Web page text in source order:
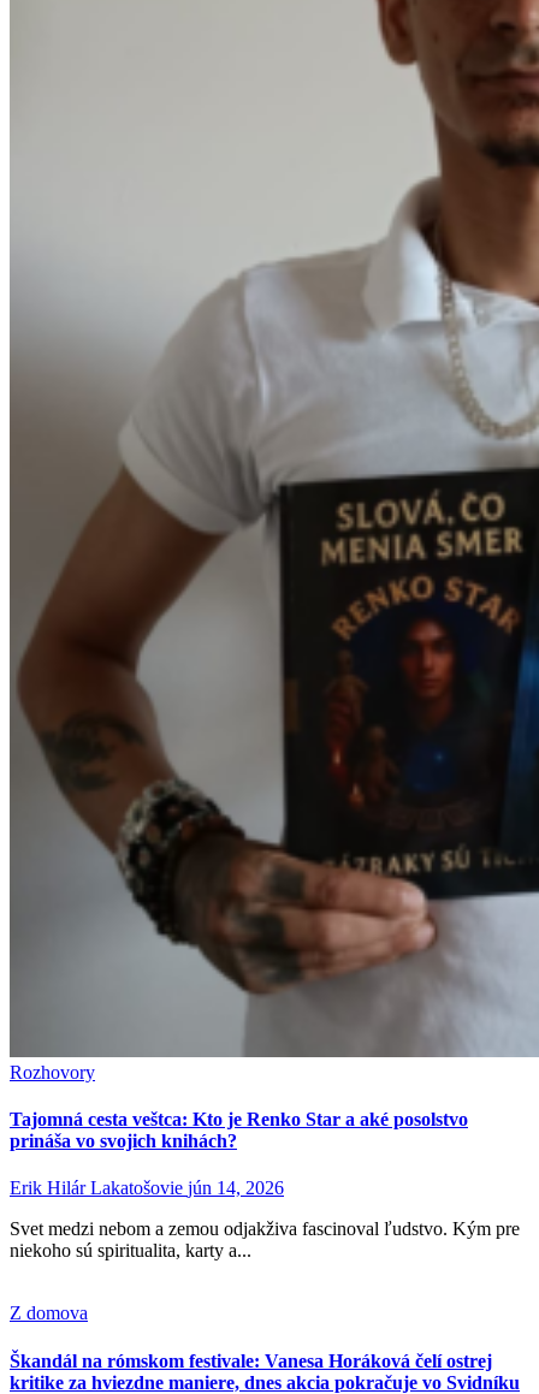
Rozhovory
Tajomná cesta veštca: Kto je Renko Star a aké posolstvo
prináša vo svojich knihách?
Erik Hilár Lakatošovie jún 14, 2026
Svet medzi nebom a zemou odjakživa fascinoval ľudstvo. Kým pre
niekoho sú spiritualita, karty a...
Z domova
Škandál na rómskom festivale: Vanesa Horáková čelí ostrej
kritike za hviezdne maniere, dnes akcia pokračuje vo Svidníku